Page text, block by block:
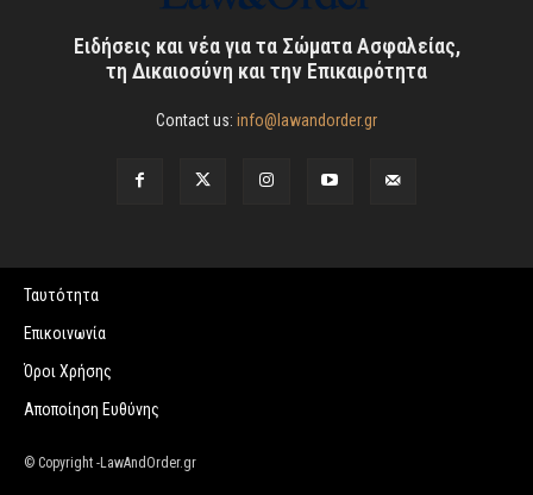
Ειδήσεις και νέα για τα Σώματα Ασφαλείας,
τη Δικαιοσύνη και την Επικαιρότητα
Contact us: info@lawandorder.gr
Ταυτότητα
Επικοινωνία
Όροι Χρήσης
Αποποίηση Ευθύνης
© Copyright -LawAndOrder.gr